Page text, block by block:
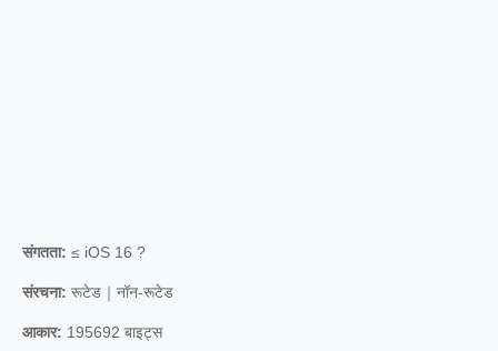
संगतता: ≤ iOS 16 ?
संरचना: रूटेड｜नॉन-रूटेड
आकार: 195692 बाइट्स